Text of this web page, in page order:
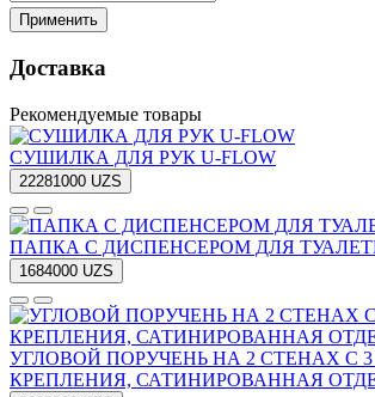
Применить
Доставка
Рекомендуемые товары
СУШИЛКА ДЛЯ РУК U-FLOW
22281000 UZS
ПАПКА С ДИСПЕНСЕРОМ ДЛЯ
1684000 UZS
УГЛОВОЙ ПОРУЧЕНЬ НА 2 СТЕНАХ С
КРЕПЛЕНИЯ, САТИНИРОВАННАЯ